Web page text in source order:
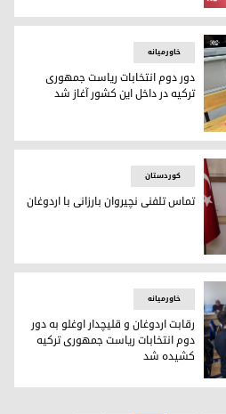
ترکیه در داخل این کشور آغاز
خاورمیانه
دور دوم انتخابات ریاست جمهوری
ترکیه در داخل این کشور آغاز شد
کوردستان و رجب طیب اردوغان،
کوردستان
تماس تلفنی نچیروان بارزانی با اردوغان
به دور دوم انتخابات ریاست
خاورمیانه
رقابت اردوغان و قلیچدار اوغلو به دور
دوم انتخابات ریاست جمهوری ترکیه
کشیده شد